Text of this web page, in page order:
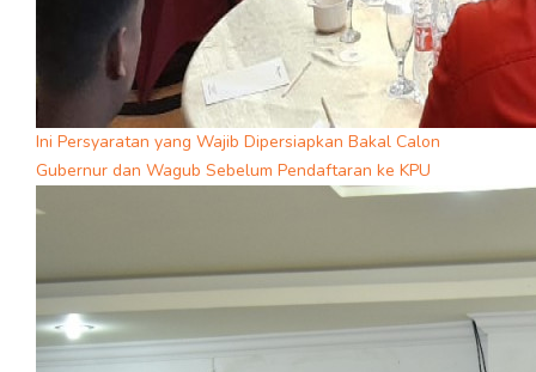
Ini Persyaratan yang Wajib Dipersiapkan Bakal Calon
Gubernur dan Wagub Sebelum Pendaftaran ke KPU